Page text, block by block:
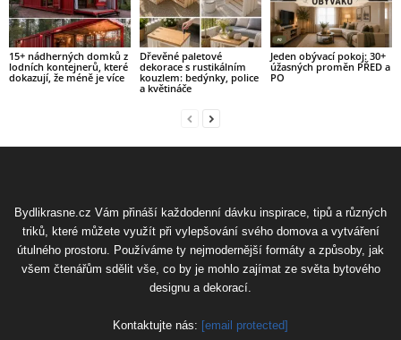
15+ nádherných domků z
lodních kontejnerů, které
dokazují, že méně je více
Dřevěné paletové
dekorace s rustikálním
kouzlem: bedýnky, police
a květináče
Jeden obývací pokoj: 30+
úžasných proměn PŘED a
PO
Bydlikrasne.cz Vám přináší každodenní dávku inspirace, tipů a různých
triků, které můžete využít při vylepšování svého domova a vytváření
útulného prostoru. Používáme ty nejmodernější formáty a způsoby, jak
všem čtenářům sdělit vše, co by je mohlo zajímat ze světa bytového
designu a dekorací.
Kontaktujte nás: [email protected]